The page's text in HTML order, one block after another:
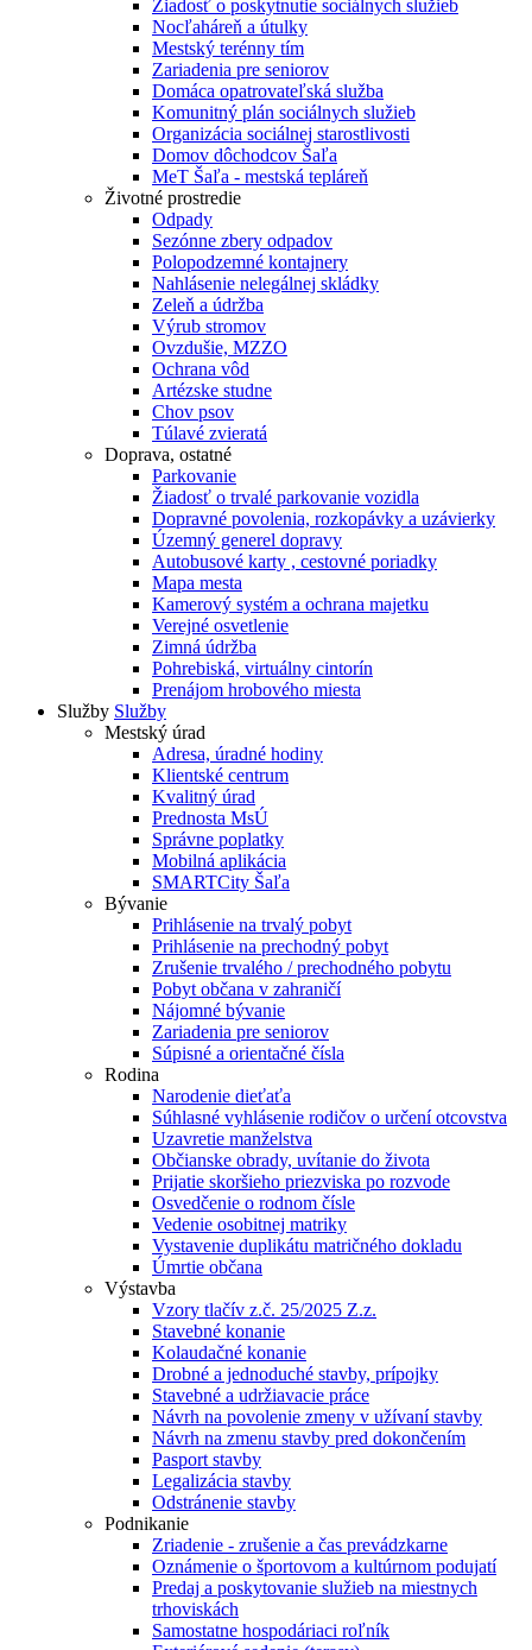
Žiadosť o poskytnutie sociálnych služieb
Nocľaháreň a útulky
Mestský terénny tím
Zariadenia pre seniorov
Domáca opatrovateľská služba
Komunitný plán sociálnych služieb
Organizácia sociálnej starostlivosti
Domov dôchodcov Šaľa
MeT Šaľa - mestská tepláreň
Životné prostredie
Odpady
Sezónne zbery odpadov
Polopodzemné kontajnery
Nahlásenie nelegálnej skládky
Zeleň a údržba
Výrub stromov
Ovzdušie, MZZO
Ochrana vôd
Artézske studne
Chov psov
Túlavé zvieratá
Doprava, ostatné
Parkovanie
Žiadosť o trvalé parkovanie vozidla
Dopravné povolenia, rozkopávky a uzávierky
Územný generel dopravy
Autobusové karty , cestovné poriadky
Mapa mesta
Kamerový systém a ochrana majetku
Verejné osvetlenie
Zimná údržba
Pohrebiská, virtuálny cintorín
Prenájom hrobového miesta
Služby Služby
Mestský úrad
Adresa, úradné hodiny
Klientské centrum
Kvalitný úrad
Prednosta MsÚ
Správne poplatky
Mobilná aplikácia
SMARTCity Šaľa
Bývanie
Prihlásenie na trvalý pobyt
Prihlásenie na prechodný pobyt
Zrušenie trvalého / prechodného pobytu
Pobyt občana v zahraničí
Nájomné bývanie
Zariadenia pre seniorov
Súpisné a orientačné čísla
Rodina
Narodenie dieťaťa
Súhlasné vyhlásenie rodičov o určení otcovstva
Uzavretie manželstva
Občianske obrady, uvítanie do života
Prijatie skoršieho priezviska po rozvode
Osvedčenie o rodnom čísle
Vedenie osobitnej matriky
Vystavenie duplikátu matričného dokladu
Úmrtie občana
Výstavba
Vzory tlačív z.č. 25/2025 Z.z.
Stavebné konanie
Kolaudačné konanie
Drobné a jednoduché stavby, prípojky
Stavebné a udržiavacie práce
Návrh na povolenie zmeny v užívaní stavby
Návrh na zmenu stavby pred dokončením
Pasport stavby
Legalizácia stavby
Odstránenie stavby
Podnikanie
Zriadenie - zrušenie a čas prevádzkarne
Oznámenie o športovom a kultúrnom podujatí
Predaj a poskytovanie služieb na miestnych
trhoviskách
Samostatne hospodáriaci roľník